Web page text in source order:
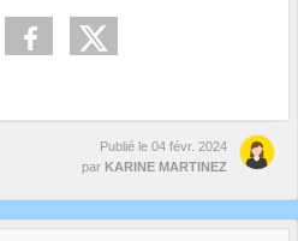
Publié le 04 févr. 2024
par KARINE MARTINEZ